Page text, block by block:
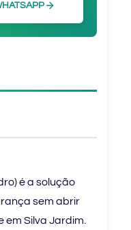
é a solução
sem abrir
em Silva Jardim.